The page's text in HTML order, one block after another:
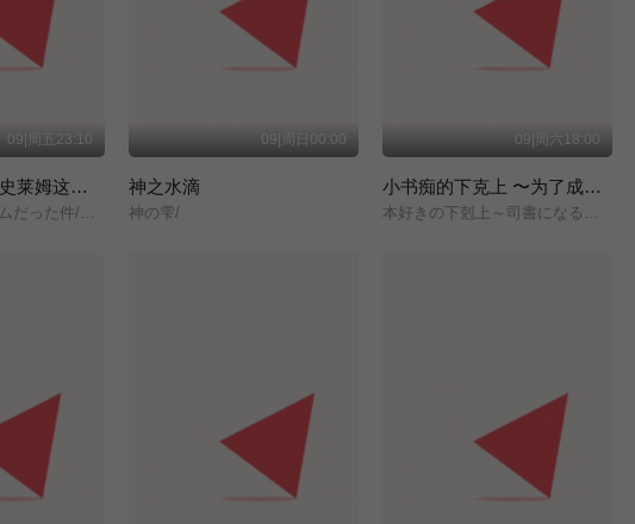
09|周五23:10
关于我转生变成史莱姆这档事 第四季
転生したらスライムだった件/第4期/
09|周日00:00
神之水滴
神の雫/
09|周六18:00
小书痴的下克上 〜为了成为图书管理员而不择手段〜 领主的养女
本好きの下剋上～司書になるためには手段を選んでいられません～/領主の養女/